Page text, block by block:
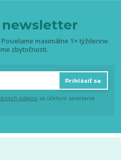
newsletter
maximálne 1× týždenne.
zbytočnosti.
Prihlásiť sa
údajov za účelom zasielania